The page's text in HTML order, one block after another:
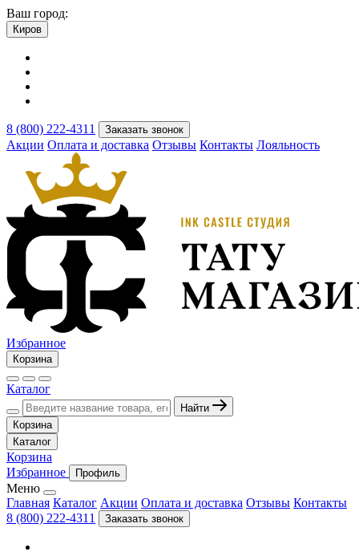
Ваш город:
Киров
8 (800) 222-4311 Заказать звонок
Акции Оплата и доставка Отзывы Контакты Лояльность
Избранное
Корзина
Каталог
Найти
Корзина
Каталог
Корзина
Избранное
Профиль
Меню
Главная Каталог Акции Оплата и доставка Отзывы Контакты
8 (800) 222-4311
Заказать звонок